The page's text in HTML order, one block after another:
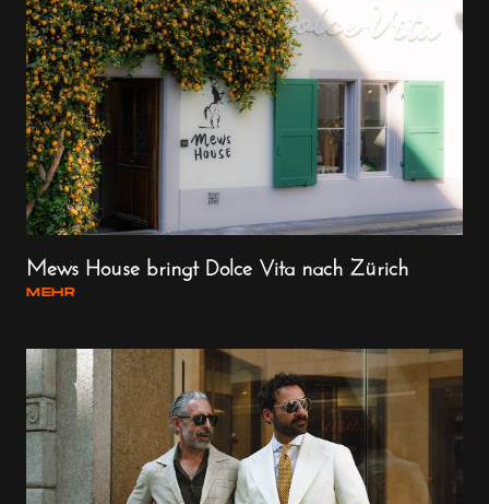
Mews House bringt Dolce Vita nach Zürich
MEHR